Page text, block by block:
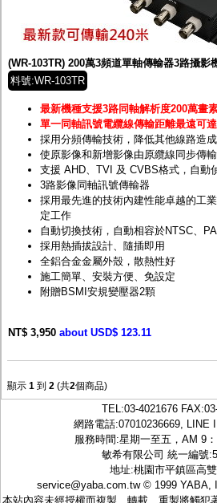
(WR-103TR) 200萬3頻道單軸傳輸器3路攝影
料號:WR-103TR
最新機種支援3路同軸解析度200萬畫
單一同軸訊號電纜線傳輸距離最遠可
採用分頻傳輸技術，降低其他線路造成
使原影像和新增影像由原纜線同步傳
支援 AHD、TVI 及 CVBS格式，自動
3路影像同軸訊號傳輸器
採用最先進的技術內建性能卓越的工
定工作
自動切換技術，自動相容於NTSC、
採用熱插拔設計、隨插即用
全鋁合金金屬外殼，散熱性好
施工簡單、安裝方便、免設定
附贈BSMI安規變壓器2顆
NT$ 3,950 about USD$ 123.11
顯示 1 到 2 (共2個商品)
TEL:03-4021676
網路電話:07010236669, LINE
服務時間:星期一至五，AM 9
敏希有限公司 統一編號
地址:桃園市平鎮區高
service@yaba.com.tw© 1999 YABA,
本站內容未經授權而複製、轉載、重製將觸犯